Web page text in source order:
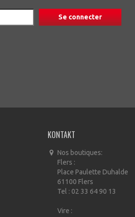
KONTAKT
Nos boutiques:
Flers :
Place Paulette Duhalde
61100 Flers
Tel : 02 33 64 90 13
Vire :